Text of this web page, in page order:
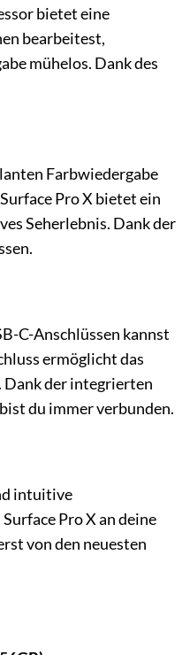
bietet eine
bearbeitest,
mühelos. Dank des
Farbwiedergabe
Pro X bietet ein
Seherlebnis. Dank der
C-Anschlüssen kannst
ermöglicht das
Dank der integrierten
du immer verbunden.
intuitive
Pro X an deine
von den neuesten